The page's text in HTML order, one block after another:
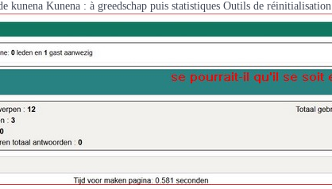
kunena Kunena : à greedschap puis statistiques Outils de réinitialisation